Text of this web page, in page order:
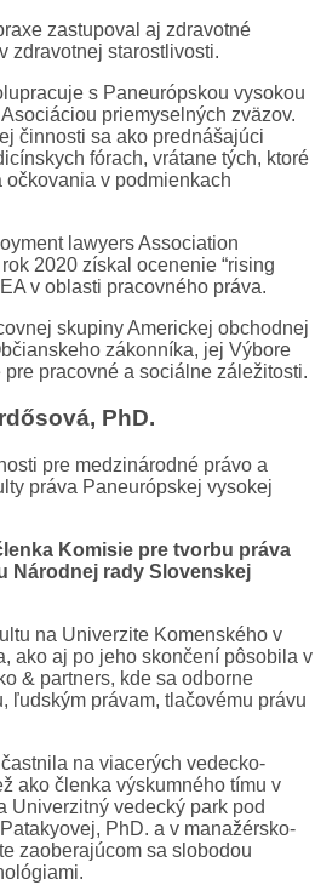
zastupoval aj zdravotné
zdravotnej starostlivosti.
s Paneurópskou vysokou
priemyselných zväzov.
činnosti sa ako prednášajúci
fórach, vrátane tých, ktoré
v podmienkach
lawyers Association
2020 získal ocenenie “rising
v oblasti pracovného práva.
skupiny Americkej obchodnej
zákonníka, jej Výbore
pracovné a sociálne záležitosti.
PhD.
pre medzinárodné právo a
práva Paneurópskej vysokej
Komisie pre tvorbu práva
Národnej rady Slovenskej
na Univerzite Komenského v
ako aj po jeho skončení pôsobila v
& partners, kde sa odborne
ľudským právam, tlačovému právu
na viacerých vedecko-
ako členka výskumného tímu v
Univerzitný vedecký park pod
PhD. a v manažérsko-
zaoberajúcom sa slobodou